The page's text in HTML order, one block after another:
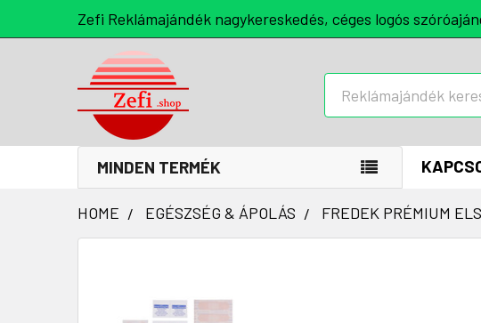
Zefi Reklámajándék nagykereskedés, céges logós
MINDEN TERMÉK
HOME EGÉSZSÉG & ÁPOLÁS FREDEK PRÉMIUM